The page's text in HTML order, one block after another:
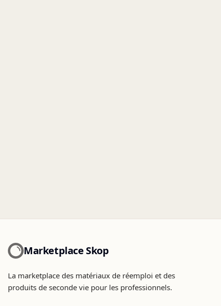
Marketplace Skop
La marketplace des matériaux de réemploi et des
produits de seconde vie pour les professionnels.